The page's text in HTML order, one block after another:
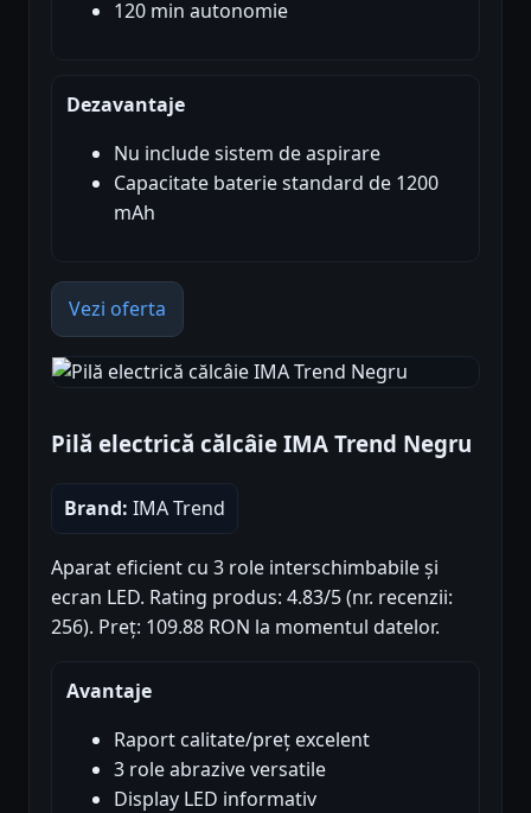
120 min autonomie
Dezavantaje
Nu include sistem de aspirare
Capacitate baterie standard de 1200
mAh
Vezi oferta
Pilă electrică călcâie IMA Trend Negru
Brand: IMA Trend
Aparat eficient cu 3 role interschimbabile și
ecran LED. Rating produs: 4.83/5 (nr. recenzii:
256). Preț: 109.88 RON la momentul datelor.
Avantaje
Raport calitate/preț excelent
3 role abrazive versatile
Display LED informativ